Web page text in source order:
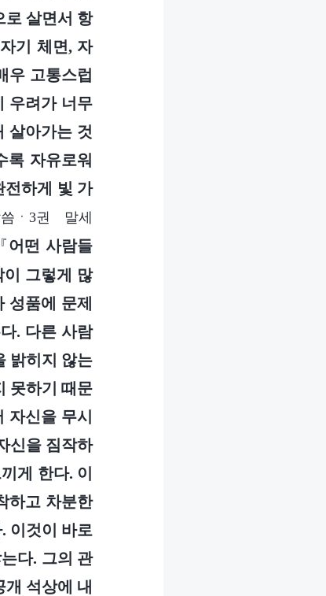
로 살면서 항
기 체면, 자
우 고통스럽
우려가 너무
살아가는 것
록 자유로워
전하게 빛 가
ㆍ3권 말세
어떤 사람들
이 그렇게 많
품에 문제
. 다른 사람
밝히지 않는
못하기 때문
신을 무시
신을 짐작하
게 한다. 이
하고 차분한
이것이 바로
다. 그의 관
석상에 내